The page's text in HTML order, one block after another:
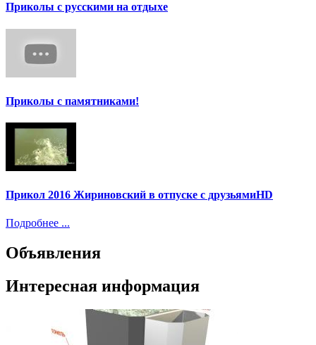
Приколы с русскими на отдыхе
Приколы с памятниками!
Прикол 2016 Жириновский в отпуске с друзьямиHD
Подробнее ...
Объявления
Интересная информация